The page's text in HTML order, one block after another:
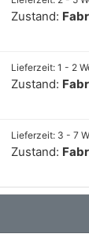
Zustand:
Lieferzeit: 1 - 2
Zustand:
Lieferzeit: 3 - 7
Zustand: